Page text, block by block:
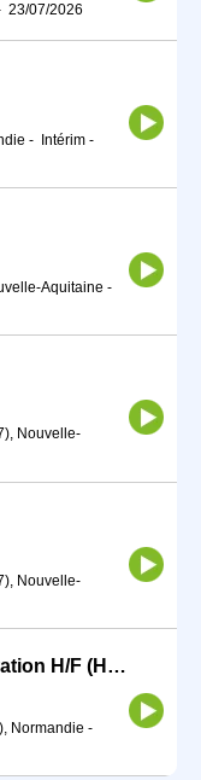
23/07/2026
- Intérim -
Aquitaine -
Nouvelle-
Nouvelle-
Conducteur de travaux en rénovation H/F (H/F)
Normandie -